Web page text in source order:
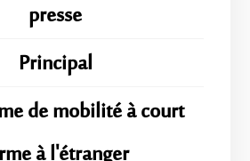
presse
Principal
de mobilité à court